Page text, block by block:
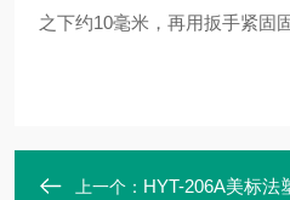
之下约10毫米，再用扳手紧固
上一个： HYT-206A美标法